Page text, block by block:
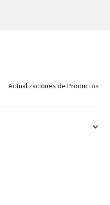
Actualizaciones de Productos